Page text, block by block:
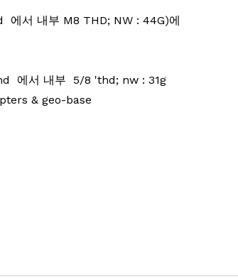
에서 내부 M8 THD; NW : 44G)에
에서 내부
5/8 'thd; nw : 31g
& geo-base